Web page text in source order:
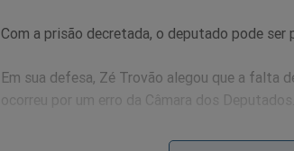
Com a prisão decretada, o deputado pode ser
Em sua defesa, Zé Trovão alegou que a falta
ocorreu por um erro da Câmara dos Deputados.
“Não existe dívida alguma deste